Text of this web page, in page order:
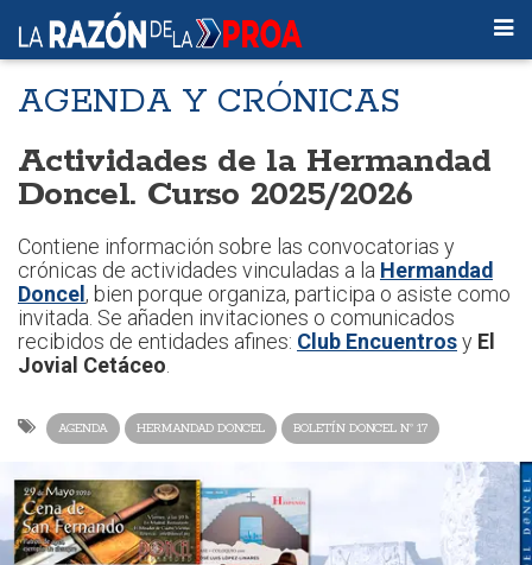
AGENDA Y CRÓNICAS
Actividades de la Hermandad
Doncel. Curso 2025/2026
Contiene información sobre las convocatorias y
crónicas de actividades vinculadas a la Hermandad
Doncel , bien porque organiza, participa o asiste como
invitada. Se añaden invitaciones o comunicados
recibidos de entidades afines: Club Encuentrosy El
Jovial Cetáceo
AGENDA HERMANDAD DONCEL BOLETÍN DONCEL Nº 17